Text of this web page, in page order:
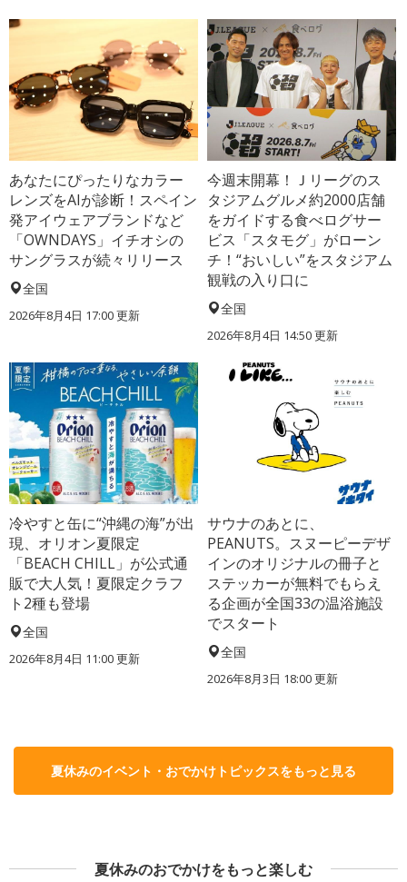
あなたにぴったりなカラー
レンズをAIが診断！スペイン
発アイウェアブランドなど
「OWNDAYS」イチオシの
サングラスが続々リリース
全国
2026年8月4日 17:00更新
今週末開幕！Ｊリーグのス
タジアムグルメ約2000店舗
をガイドする食べログサー
ビス「スタモグ」がローン
チ！“おいしい”をスタジアム
観戦の入り口に
全国
2026年8月4日 14:50更新
冷やすと缶に“沖縄の海”が出
現、オリオン夏限定
「BEACH CHILL」が公式通
販で大人気！夏限定クラフ
ト2種も登場
全国
2026年8月4日 11:00更新
サウナのあとに、
PEANUTS。スヌーピーデザ
インのオリジナルの冊子と
ステッカーが無料でもらえ
る企画が全国33の温浴施設
でスタート
全国
2026年8月3日 18:00更新
夏休みのイベント・おでかけトピックスをもっと見る
夏休みのおでかけをもっと楽しむ